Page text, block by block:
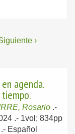
›
agenda.
Rosario .-
.- 1vol; 834pp
Español